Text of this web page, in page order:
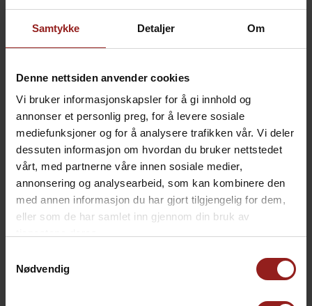
Samtykke Detaljer Om
Denne nettsiden anvender cookies
Vi bruker informasjonskapsler for å gi innhold og
annonser et personlig preg, for å levere sosiale
mediefunksjoner og for å analysere trafikken vår. Vi deler
dessuten informasjon om hvordan du bruker nettstedet
vårt, med partnerne våre innen sosiale medier,
annonsering og analysearbeid, som kan kombinere den
med annen informasjon du har gjort tilgjengelig for dem,
eller som de har samlet inn gjennom din bruk av
Nødvendig